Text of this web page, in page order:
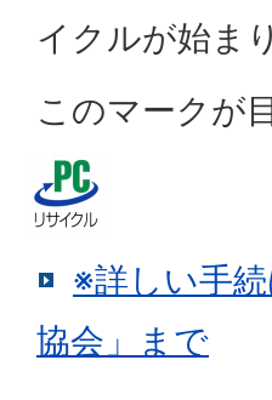
イクルが始ま
このマークが
※詳しい手
協会」まで